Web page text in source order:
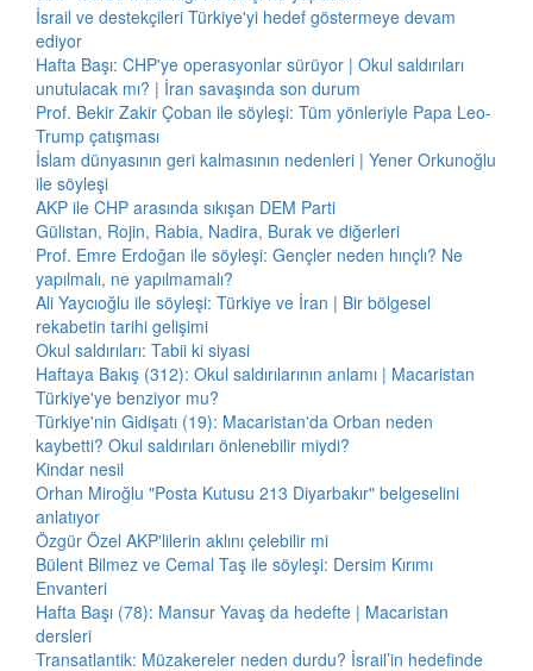
İsrail ve destekçileri Türkiye'yi hedef göstermeye devam
ediyor
Hafta Başı: CHP'ye operasyonlar sürüyor | Okul saldırıları
unutulacak mı? | İran savaşında son durum
Prof. Bekir Zakir Çoban ile söyleşi: Tüm yönleriyle Papa Leo-
Trump çatışması
İslam dünyasının geri kalmasının nedenleri | Yener Orkunoğlu
ile söyleşi
AKP ile CHP arasında sıkışan DEM Parti
Gülistan, Rojin, Rabia, Nadira, Burak ve diğerleri
Prof. Emre Erdoğan ile söyleşi: Gençler neden hınçlı? Ne
yapılmalı, ne yapılmamalı?
Ali Yaycıoğlu ile söyleşi: Türkiye ve İran | Bir bölgesel
rekabetin tarihi gelişimi
Okul saldırıları: Tabii ki siyasi
Haftaya Bakış (312): Okul saldırılarının anlamı | Macaristan
Türkiye'ye benziyor mu?
Türkiye'nin Gidişatı (19): Macaristan'da Orban neden
kaybetti? Okul saldırıları önlenebilir miydi?
Kindar nesil
Orhan Miroğlu "Posta Kutusu 213 Diyarbakır" belgeselini
anlatıyor
Özgür Özel AKP'lilerin aklını çelebilir mi
Bülent Bilmez ve Cemal Taş ile söyleşi: Dersim Kırımı
Envanteri
Hafta Başı (78): Mansur Yavaş da hedefte | Macaristan
dersleri
Transatlantik: Müzakereler neden durdu? İsrail’in hedefinde